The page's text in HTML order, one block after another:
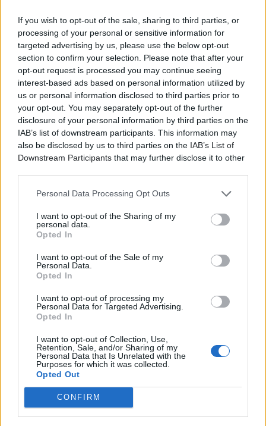
If you wish to opt-out of the sale, sharing to third parties, or
processing of your personal or sensitive information for
targeted advertising by us, please use the below opt-out
section to confirm your selection. Please note that after your
opt-out request is processed you may continue seeing
interest-based ads based on personal information utilized by
us or personal information disclosed to third parties prior to
your opt-out. You may separately opt-out of the further
disclosure of your personal information by third parties on the
IAB’s list of downstream participants. This information may
also be disclosed by us to third parties on the IAB’s List of
Downstream Participants that may further disclose it to other
Personal Data Processing Opt Outs
I want to opt-out of the Sharing of my
personal data.
Opted In
I want to opt-out of the Sale of my
Personal Data.
Opted In
I want to opt-out of processing my
Personal Data for Targeted Advertising.
Opted In
I want to opt-out of Collection, Use,
Retention, Sale, and/or Sharing of my
Personal Data that Is Unrelated with the
Purposes for which it was collected.
Opted Out
CONFIRM
της καλλιτεχνικής πορείας του Δημήτρη
Ζερβουδάκη, προσφέροντας την αμεσότητα της
ζωντανής επαφής, με την «αλήθεια» ως βασικό μέσο
γεφύρωσης με το κοινό του.
Ώρα έναρξης: 22:30